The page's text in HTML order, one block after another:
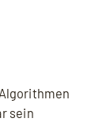
sein